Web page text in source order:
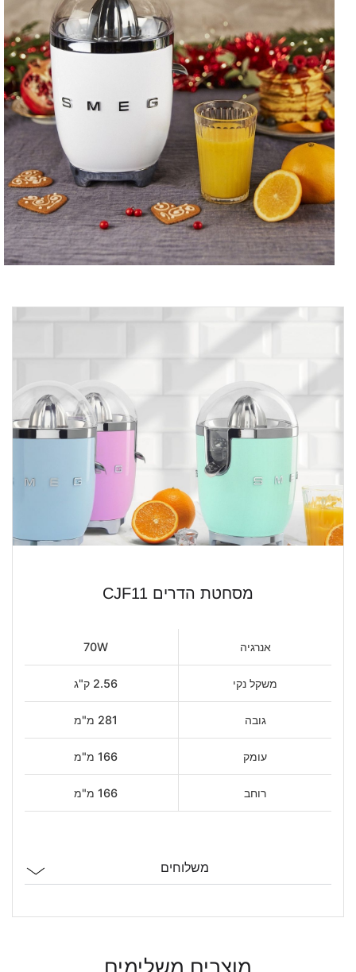
מסחטת הדרים CJF11
אנרגיה 70W
משקל נקי 2.56 ק"ג
גובה 281 מ"מ
עומק 166 מ"מ
רוחב 166 מ"מ
משלוחים
מוצרים משלימים